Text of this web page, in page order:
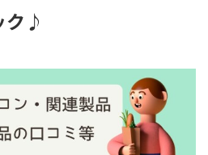
ク♪